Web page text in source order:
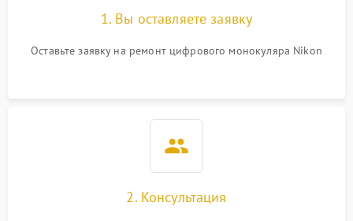
1. Вы оставляете заявку
Оставьте заявку на ремонт цифрового монокуляра Nikon
2. Консультация